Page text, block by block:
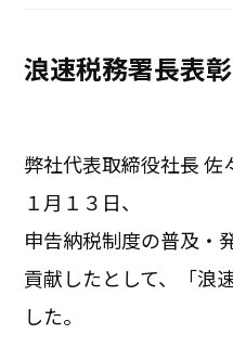
浪速税務署長表彰
弊社代表取締役社長 佐
１月１３日、
申告納税制度の普及・
貢献したとして、「浪
した。